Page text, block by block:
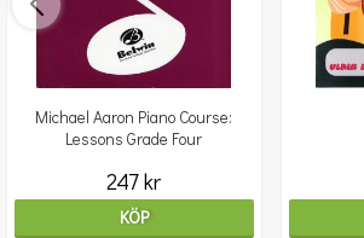
Michael Aaron Piano Course:
Lessons Grade Four
247 kr
KÖP